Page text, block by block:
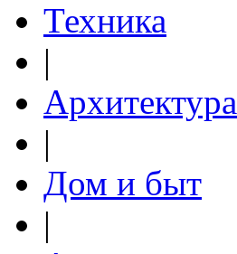
Техника
|
Архитектура
|
Дом и быт
|